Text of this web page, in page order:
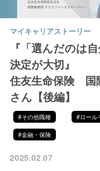
マイキャリアストーリー
『「選んだのは
決定が大切』
住友生命保険 国
さん【後編】
#その他職種 #ロール
#金融・保険
2025.02.07